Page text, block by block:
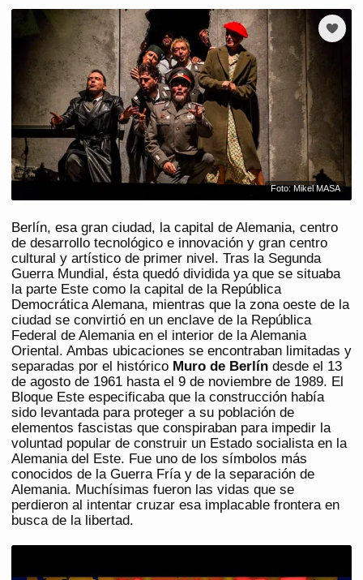
Foto: Mikel MASA
Berlín, esa gran ciudad, la capital de Alemania, centro
de desarrollo tecnológico e innovación y gran centro
cultural y artístico de primer nivel. Tras la Segunda
Guerra Mundial, ésta quedó dividida ya que se situaba
la parte Este como la capital de la República
Democrática Alemana, mientras que la zona oeste de la
ciudad se convirtió en un enclave de la República
Federal de Alemania en el interior de la Alemania
Oriental. Ambas ubicaciones se encontraban limitadas y
separadas por el histórico Muro de Berlín desde el 13
de agosto de 1961 hasta el 9 de noviembre de 1989. El
Bloque Este especificaba que la construcción había
sido levantada para proteger a su población de
elementos fascistas que conspiraban para impedir la
voluntad popular de construir un Estado socialista en la
Alemania del Este. Fue uno de los símbolos más
conocidos de la Guerra Fría y de la separación de
Alemania. Muchísimas fueron las vidas que se
perdieron al intentar cruzar esa implacable frontera en
busca de la libertad.